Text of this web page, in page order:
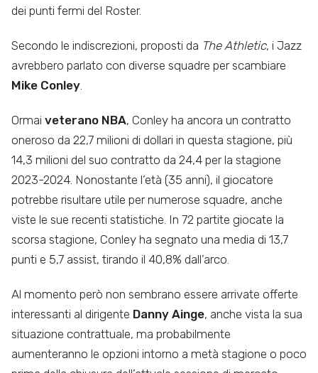
dei punti fermi del Roster.
Secondo le indiscrezioni, proposti da The Athletic, i Jazz
avrebbero parlato con diverse squadre per scambiare
Mike Conley.
Ormai veterano NBA, Conley ha ancora un contratto
oneroso da 22,7 milioni di dollari in questa stagione, più
14,3 milioni del suo contratto da 24,4 per la stagione
2023-2024. Nonostante l’età (35 anni), il giocatore
potrebbe risultare utile per numerose squadre, anche
viste le sue recenti statistiche. In 72 partite giocate la
scorsa stagione, Conley ha segnato una media di 13,7
punti e 5,7 assist, tirando il 40,8% dall’arco.
Al momento però non sembrano essere arrivate offerte
interessanti al dirigente Danny Ainge, anche vista la sua
situazione contrattuale, ma probabilmente
aumenteranno le opzioni intorno a metà stagione o poco